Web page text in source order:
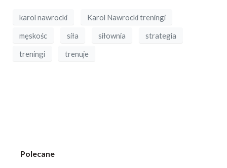
karol nawrocki Karol Nawrocki treningi
męskośc siła siłownia strategia
treningi trenuje
Polecane